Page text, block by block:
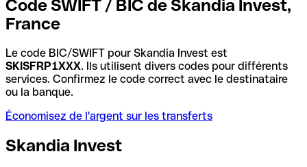
Code SWIFT / BIC de Skandia Invest,
France
Le code BIC/SWIFT pour Skandia Invest est
SKISFRP1XXX. Ils utilisent divers codes pour différents
services. Confirmez le code correct avec le destinataire
ou la banque.
Économisez de l'argent sur les transferts
Skandia Invest